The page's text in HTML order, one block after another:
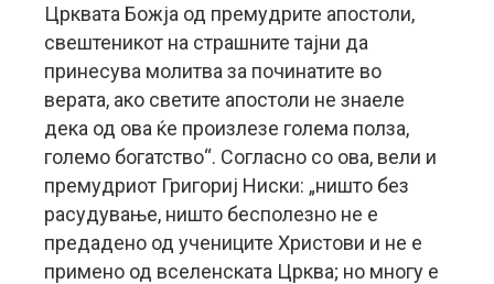
Црквата Божја од премудрите апостоли,
свештеникот на страшните тајни да
принесува молитва за починатите во
верата, ако светите апостоли не знаеле
дека од ова ќе произлезе голема полза,
големо богатство“. Согласно со ова, вели и
премудриот Григориј Ниски: „ништо без
расудување, ништо бесполезно не е
предадено од учениците Христови и не е
примено од вселенската Црква; но многу е